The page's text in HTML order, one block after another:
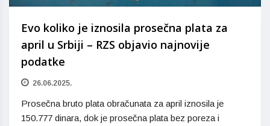
Evo koliko je iznosila prosečna plata za
april u Srbiji – RZS objavio najnovije
podatke
26.06.2025.
Prosečna bruto plata obračunata za april iznosila je
150.777 dinara, dok je prosečna plata bez poreza i